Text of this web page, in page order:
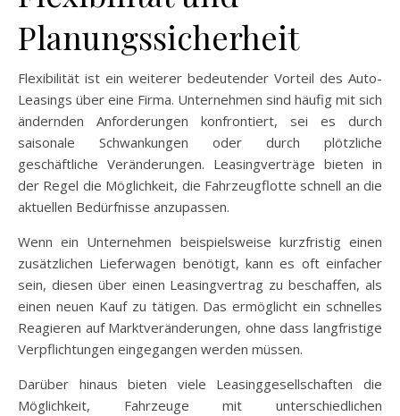
Planungssicherheit
Flexibilität ist ein weiterer bedeutender Vorteil des Auto-
Leasings über eine Firma. Unternehmen sind häufig mit sich
ändernden Anforderungen konfrontiert, sei es durch
saisonale Schwankungen oder durch plötzliche
geschäftliche Veränderungen. Leasingverträge bieten in
der Regel die Möglichkeit, die Fahrzeugflotte schnell an die
aktuellen Bedürfnisse anzupassen.
Wenn ein Unternehmen beispielsweise kurzfristig einen
zusätzlichen Lieferwagen benötigt, kann es oft einfacher
sein, diesen über einen Leasingvertrag zu beschaffen, als
einen neuen Kauf zu tätigen. Das ermöglicht ein schnelles
Reagieren auf Marktveränderungen, ohne dass langfristige
Verpflichtungen eingegangen werden müssen.
Darüber hinaus bieten viele Leasinggesellschaften die
Möglichkeit, Fahrzeuge mit unterschiedlichen